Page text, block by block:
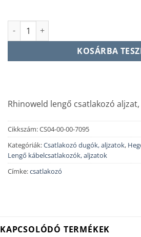
Rhinoweld Csatlakozóaljzat, lengő
KOSÁRBA
Rhinoweld lengő csatlakozó aljzat,
Cikkszám:CS04-00-00-7095
Kategóriák:Csatlakozó dugók, aljzatok,
Lengő kábelcsatlakozók, aljzatok
Címke:csatlakozó
KAPCSOLÓDÓ TERMÉKEK